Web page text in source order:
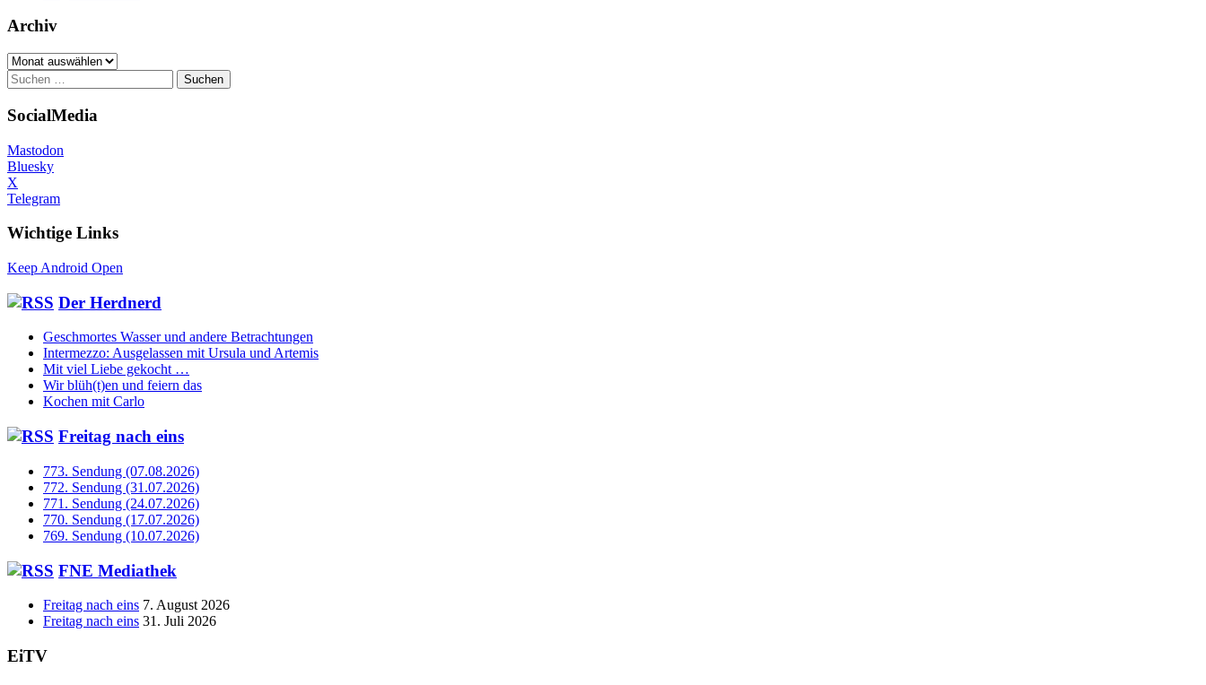
Archiv
Archiv
Suchen
nach:
SocialMedia
Mastodon
Bluesky
X
Telegram
Wichtige Links
Keep Android Open
Der Herdnerd
Geschmortes Wasser und andere Betrachtungen
Intermezzo: Ausgelassen mit Ursula und Artemis
Mit viel Liebe gekocht …
Wir blüh(t)en und feiern das
Kochen mit Carlo
Freitag nach eins
773. Sendung (07.08.2026)
772. Sendung (31.07.2026)
771. Sendung (24.07.2026)
770. Sendung (17.07.2026)
769. Sendung (10.07.2026)
FNE Mediathek
Freitag nach eins 7. August 2026
Freitag nach eins 31. Juli 2026
EiTV